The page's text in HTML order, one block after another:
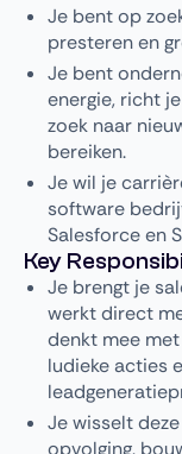
Je bent op
presteren en
Je bent
energie, richt
zoek naar
bereiken.
Je wil je
software
Salesforce en
Key
Je brengt je
werkt direct
denkt mee
ludieke acties
Je wisselt
opvolging,